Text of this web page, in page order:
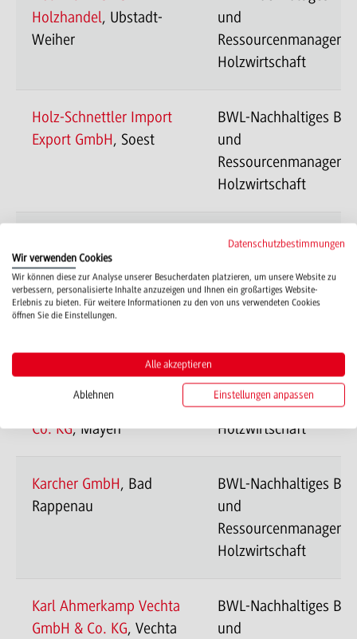
Holzhandel, Ubstadt-
Weiher
und
Holzwirtschaft
Holz-Schnettler Import
Export GmbH, Soest
BWL-Nachhaltiges
und
Holzwirtschaft
Holzfachmarkt Bunzel
GmbH & Co.KG, Marl
BWL-Nachhaltiges
Holzwirtschaft
Co. KG, Mayen
und
Holzwirtschaft
Karcher GmbH, Bad
Rappenau
BWL-Nachhaltiges
und
Holzwirtschaft
Karl Ahmerkamp Vechta
GmbH & Co. KG, Vechta
BWL-Nachhaltiges
und
Datenschutzbestimmungen
Wir verwenden Cookies
Wir können diese zur Analyse unserer Besucherdaten platzieren, um unsere Website zu
verbessern, personalisierte Inhalte anzuzeigen und Ihnen ein großartiges Website-
Erlebnis zu bieten. Für weitere Informationen zu den von uns verwendeten Cookies
öffnen Sie die Einstellungen.
Alle akzeptieren
Ablehnen Einstellungen anpassen